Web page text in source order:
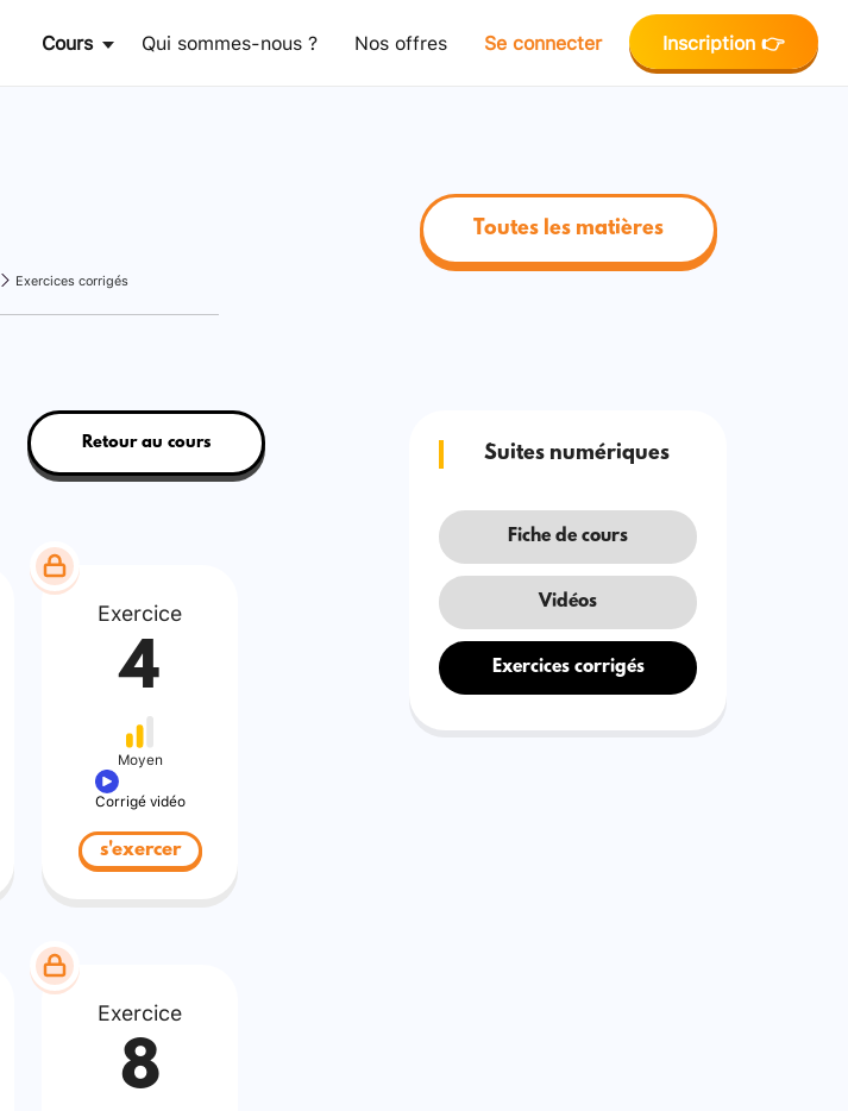
Cours Qui sommes-nous ? Nos offres Se connecter Inscription 👉
Exercices corrigés
Toutes les matières
Retour au cours
Exercice
4
Moyen
Corrigé vidéo
s'exercer
Exercice
8
Suites numériques
Fiche de cours
Vidéos
Exercices corrigés